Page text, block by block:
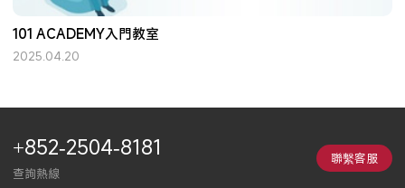
101 ACADEMY入門教室
2025.04.20
+852-2504-8181
查詢熱線
聯繫客服